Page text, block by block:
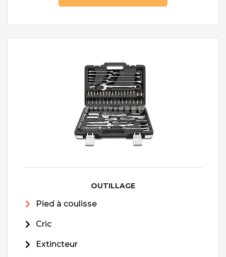
OUTILLAGE
Pied à coulisse
Cric
Extincteur